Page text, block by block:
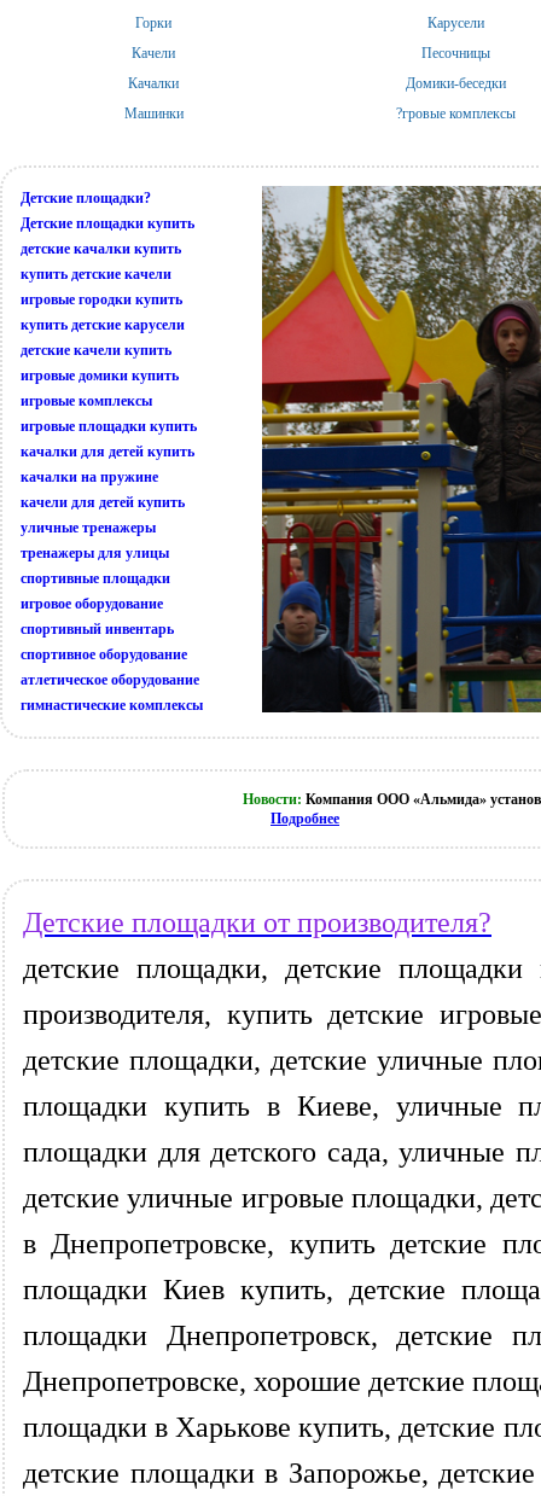
Горки
Качели
Качалки
Машинки
Карусели
Песочницы
Домики-беседки
?гровые комплексы
Детские площадки?
Детские площадки купить
детские качалки купить
купить детские качели
игровые городки купить
купить детские карусели
детские качели купить
игровые домики купить
игровые комплексы
игровые площадки купить
качалки для детей купить
качалки на пружине
качели для детей купить
уличные тренажеры
тренажеры для улицы
спортивные площадки
игровое оборудование
спортивный инвентарь
спортивное оборудование
атлетическое оборудование
гимнастические комплексы
Новости: Компания ООО «Альмида»
Подробнее
Детские площадки от производителя?
детские площадки, детские
производителя, купить детские
детские площадки, детские уличные
площадки купить в Киеве, уличные
площадки для детского сада, уличные
детские уличные игровые площадки,
в Днепропетровске, купить детские
площадки Киев купить, детские
площадки Днепропетровск, детские
Днепропетровске, хорошие детские
площадки в Харькове купить, детские
детские площадки в Запорожье,